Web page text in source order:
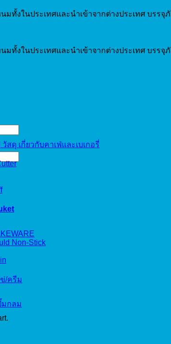
มทั้งในประเทศและนำเข้าจากต่างประเทศ บร
มทั้งในประเทศและนำเข้าจากต่างประเทศ บร
สดุ เกี่ยวกับคาเฟ่และเบเกอรี่
Non-Stick
/ครีม
กลม